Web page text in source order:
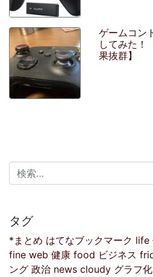
ゲームコン
してみた！
果抜群】
検索:
タグ
*まとめ はてなブックマーク life
fine web 健康 food ビジネス
ング 政治 news cloudy グラフ化